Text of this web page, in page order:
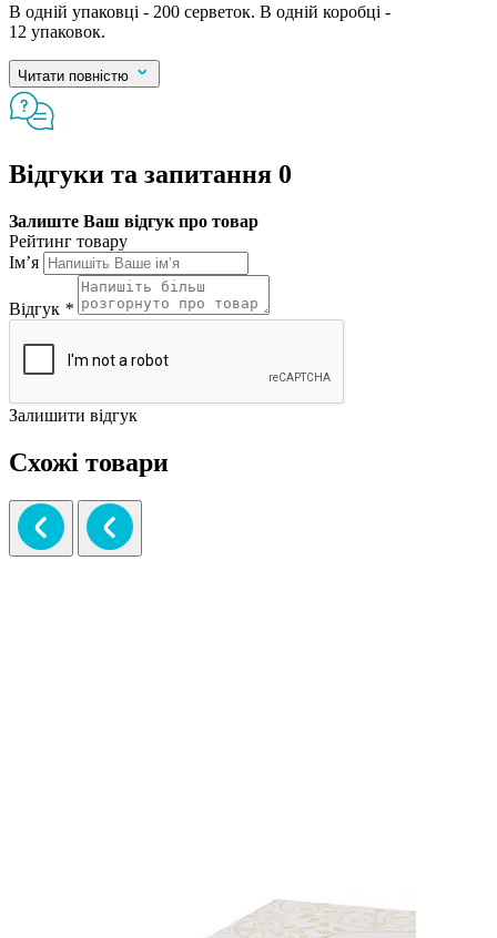
В одній упаковці - 200 серветок. В одній коробці -
12 упаковок.
Читати повністю
Відгуки та запитання 0
Залиште Ваш відгук про товар
Рейтинг товару
Ім’я
Відгук *
Залишити відгук
Схожі товари